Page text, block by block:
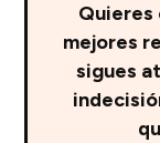
Quieres
mejores
sigues